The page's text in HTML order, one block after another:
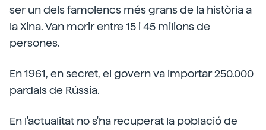
ser un dels famolencs més grans de la història a
la Xina. Van morir entre 15 i 45 milions de
persones.
En 1961, en secret, el govern va importar 250.000
pardals de Rússia.
En l'actualitat no s'ha recuperat la població de